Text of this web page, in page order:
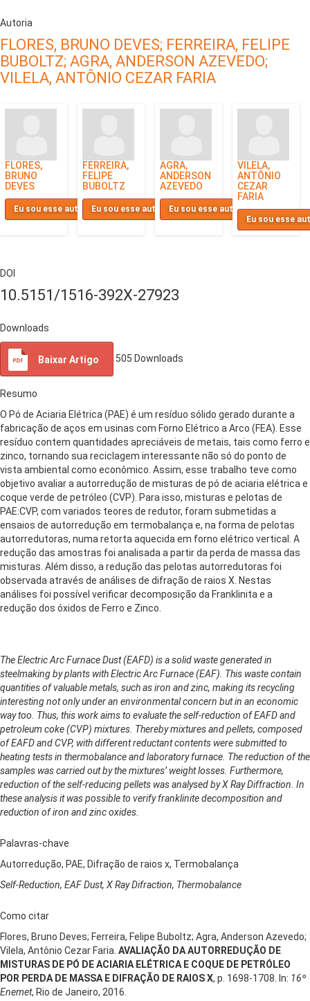
Autoria
FLORES, BRUNO DEVES; FERREIRA, FELIPE
BUBOLTZ; AGRA, ANDERSON AZEVEDO;
VILELA, ANTÔNIO CEZAR FARIA
FLORES,
BRUNO
DEVES
Eu sou esse autor
FERREIRA,
FELIPE
BUBOLTZ
Eu sou esse autor
AGRA,
ANDERSON
AZEVEDO
Eu sou esse autor
VILELA,
ANTÔNIO
CEZAR
FARIA
Eu sou esse
DOI
10.5151/1516-392X-27923
Downloads
Baixar Artigo 505 Downloads
Resumo
O Pó de Aciaria Elétrica (PAE) é um resíduo sólido gerado durante a
fabricação de aços em usinas com Forno Elétrico a Arco (FEA). Esse
resíduo contem quantidades apreciáveis de metais, tais como ferro e
zinco, tornando sua reciclagem interessante não só do ponto de
vista ambiental como econômico. Assim, esse trabalho teve como
objetivo avaliar a autorredução de misturas de pó de aciaria elétrica e
coque verde de petróleo (CVP). Para isso, misturas e pelotas de
PAE:CVP, com variados teores de redutor, foram submetidas a
ensaios de autorredução em termobalança e, na forma de pelotas
autorredutoras, numa retorta aquecida em forno elétrico vertical. A
redução das amostras foi analisada a partir da perda de massa das
misturas. Além disso, a redução das pelotas autorredutoras foi
observada através de análises de difração de raios X. Nestas
análises foi possível verificar decomposição da Franklinita e a
redução dos óxidos de Ferro e Zinco.
The Electric Arc Furnace Dust (EAFD) is a solid waste generated in
steelmaking by plants with Electric Arc Furnace (EAF). This waste contain
quantities of valuable metals, such as iron and zinc, making its recycling
interesting not only under an environmental concern but in an economic
way too. Thus, this work aims to evaluate the self-reduction of EAFD and
petroleum coke (CVP) mixtures. Thereby mixtures and pellets, composed
of EAFD and CVP, with different reductant contents were submitted to
heating tests in thermobalance and laboratory furnace. The reduction of the
samples was carried out by the mixtures’ weight losses. Furthermore,
reduction of the self-reducing pellets was analysed by X Ray Diffraction. In
these analysis it was possible to verify franklinite decomposition and
reduction of iron and zinc oxides.
Palavras-chave
Autorredução, PAE, Difração de raios x, Termobalança
Self-Reduction, EAF Dust, X Ray Difraction, Thermobalance
Como citar
Flores, Bruno Deves; Ferreira, Felipe Buboltz; Agra, Anderson Azevedo;
Vilela, Antônio Cezar Faria. AVALIAÇÃO DA AUTORREDUÇÃO DE
MISTURAS DE PÓ DE ACIARIA ELÉTRICA E COQUE DE PETRÓLEO
POR PERDA DE MASSA E DIFRAÇÃO DE RAIOS X, p. 1698-1708. In: 16º
Enemet, Rio de Janeiro, 2016.